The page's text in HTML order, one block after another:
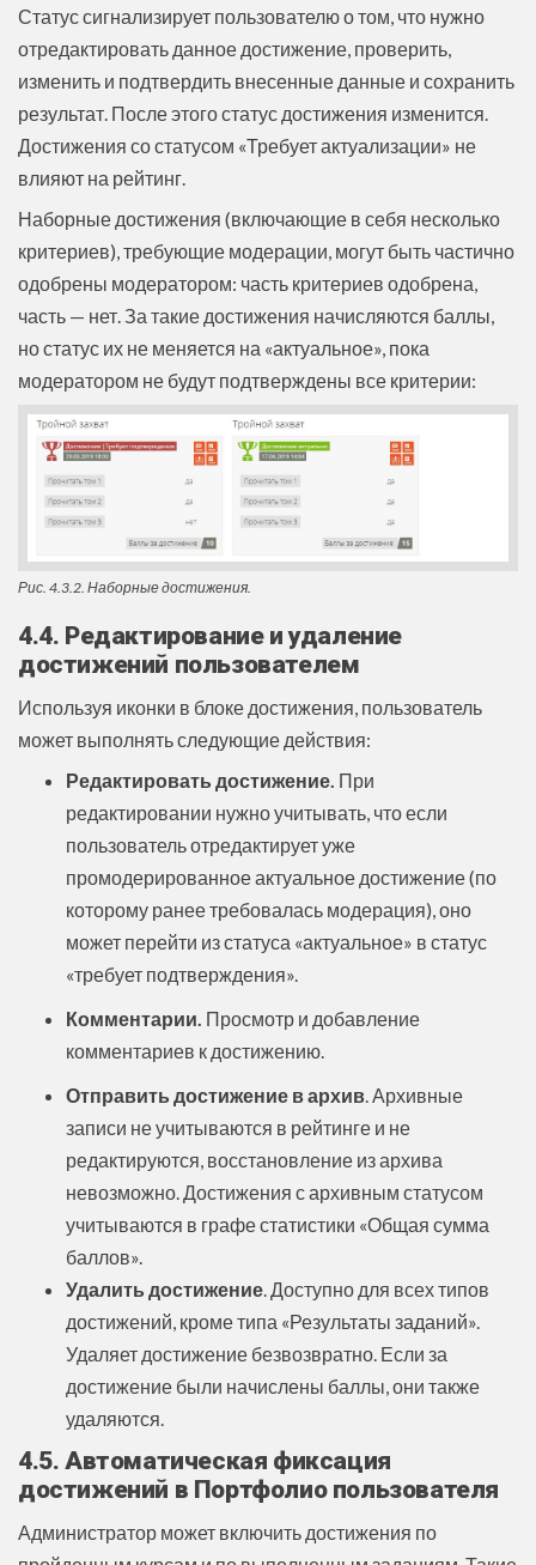
Статус сигнализирует пользователю о том, что нужно
отредактировать данное достижение, проверить,
изменить и подтвердить внесенные данные и сохранить
результат. После этого статус достижения изменится.
Достижения со статусом «Требует актуализации» не
влияют на рейтинг.
Наборные достижения (включающие в себя несколько
критериев), требующие модерации, могут быть частично
одобрены модератором: часть критериев одобрена,
часть — нет. За такие достижения начисляются баллы,
но статус их не меняется на «актуальное», пока
модератором не будут подтверждены все критерии:
Рис. 4.3.2. Наборные достижения.
4.4. Редактирование и удаление
достижений пользователем
Используя иконки в блоке достижения, пользователь
может выполнять следующие действия:
Редактировать достижение. При
редактировании нужно учитывать, что если
пользователь отредактирует уже
промодерированное актуальное достижение (по
которому ранее требовалась модерация), оно
может перейти из статуса «актуальное» в статус
«требует подтверждения».
Комментарии. Просмотр и добавление
комментариев к достижению.
Отправить достижение в архив. Архивные
записи не учитываются в рейтинге и не
редактируются, восстановление из архива
невозможно. Достижения с архивным статусом
учитываются в графе статистики «Общая сумма
баллов».
Удалить достижение. Доступно для всех типов
достижений, кроме типа «Результаты заданий».
Удаляет достижение безвозвратно. Если за
достижение были начислены баллы, они также
удаляются.
4.5. Автоматическая фиксация
достижений в Портфолио пользователя
Администратор может включить достижения по